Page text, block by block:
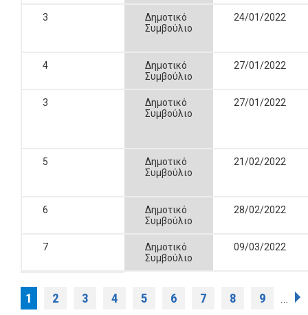
3
Δημοτικό
Συμβούλιο
24/01/2022
4
Δημοτικό
Συμβούλιο
27/01/2022
3
Δημοτικό
Συμβούλιο
27/01/2022
5
Δημοτικό
Συμβούλιο
21/02/2022
6
Δημοτικό
Συμβούλιο
28/02/2022
7
Δημοτικό
Συμβούλιο
09/03/2022
Σελίδες
1 2 3 4 5 6 7 8 9 …